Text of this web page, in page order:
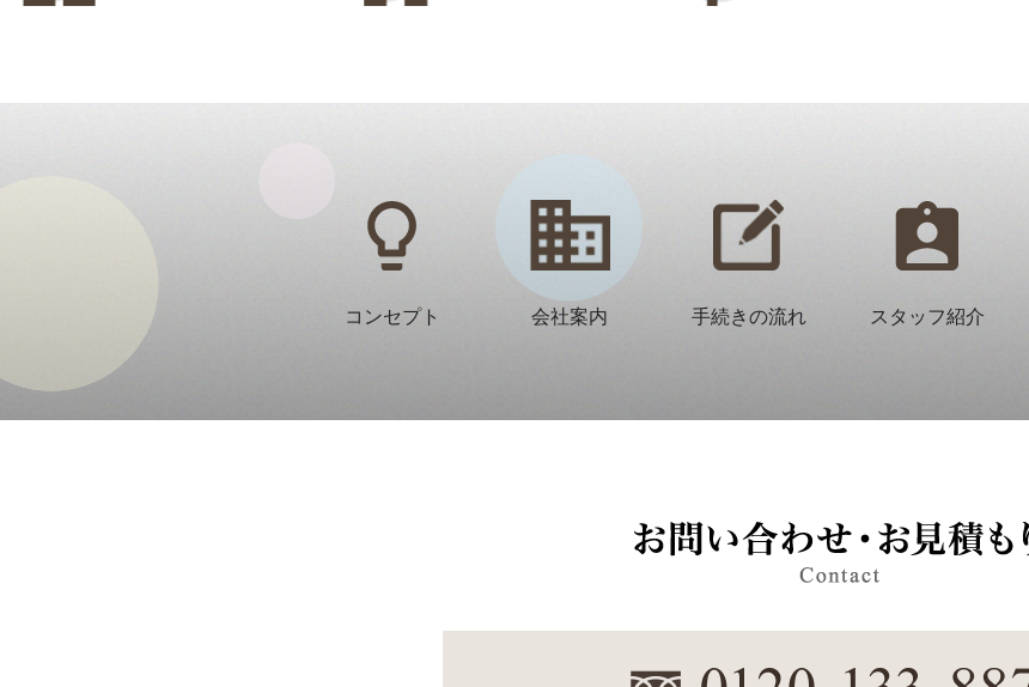
コンセプト 会社案内 手続きの流れ スタッフ紹介